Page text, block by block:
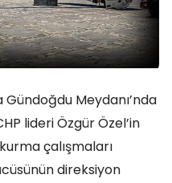
Gündoğdu Meydanı’nda
lideri Özgür Özel’in
çalışmaları
direksiyon